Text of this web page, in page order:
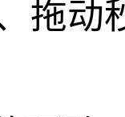
拖动